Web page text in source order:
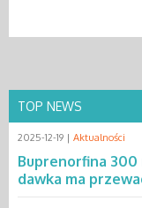
TOP NEWS
2025-12-19 | Aktualności
Buprenorfina 300
dawka ma